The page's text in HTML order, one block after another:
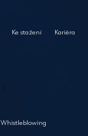
Ke stažení Kariéra
Whistleblowing